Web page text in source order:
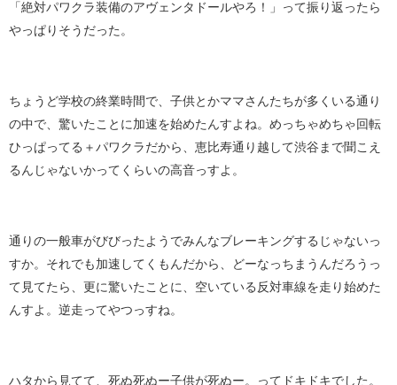
「絶対パワクラ装備のアヴェンタドールやろ！」って振り返ったら
やっぱりそうだった。
ちょうど学校の終業時間で、子供とかママさんたちが多くいる通り
の中で、驚いたことに加速を始めたんすよね。めっちゃめちゃ回転
ひっぱってる＋パワクラだから、恵比寿通り越して渋谷まで聞こえ
るんじゃないかってくらいの高音っすよ。
通りの一般車がびびったようでみんなブレーキングするじゃないっ
すか。それでも加速してくもんだから、どーなっちまうんだろうっ
て見てたら、更に驚いたことに、空いている反対車線を走り始めた
んすよ。逆走ってやつっすね。
ハタから見てて、死ぬ死ぬー子供が死ぬー。ってドキドキでした。